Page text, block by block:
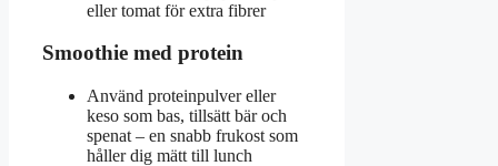
eller tomat för extra fibrer
Smoothie med protein
Använd proteinpulver eller
keso som bas, tillsätt bär och
spenat – en snabb frukost som
håller dig mätt till lunch